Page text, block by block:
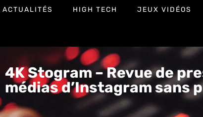
ACTUALITÉS HIGH TECH JEUX VIDÉOS
4K Stogram – Revue de
médias d’Instagram sans